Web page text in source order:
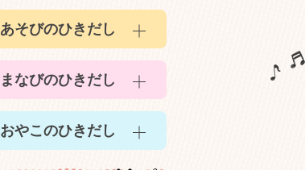
あそびのひきだし
まなびのひきだし
おやこのひきだし